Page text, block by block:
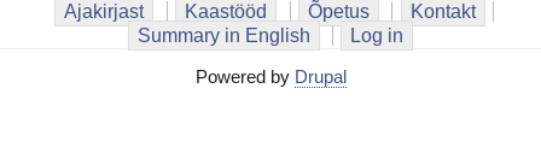
Ajakirjast Kaastööd Õpetus
Kontakt
Summary in English
Log in
Powered by Drupal